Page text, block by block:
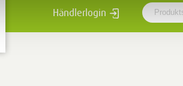
Händlerlogin